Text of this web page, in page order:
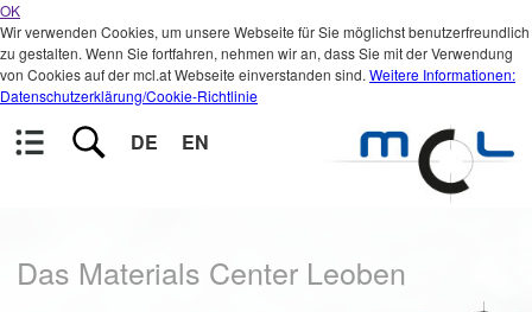
OK
Wir verwenden Cookies, um unsere Webseite für Sie möglichst benutzerfreundlich
zu gestalten. Wenn Sie fortfahren, nehmen wir an, dass Sie mit der Verwendung
von Cookies auf der mcl.at Webseite einverstanden sind. Weitere Informationen:
Datenschutzerklärung/Cookie-Richtlinie
DE EN
Das Materials Center Leoben